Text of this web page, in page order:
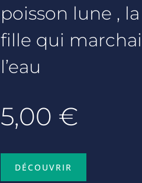
poisson lune ,
fille qui
l’eau
5,00 €
DÉCOUVRIR